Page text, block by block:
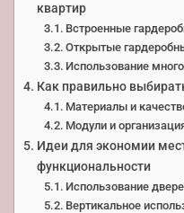
квартир
Встроенные
Открытые
Использование
Как правильно
Материалы и
Модули и
Идеи для экономии
функциональности
Использование
Вертикальное